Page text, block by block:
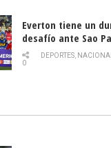
Everton tiene un
desafío ante Sao
DEPORTES,
0